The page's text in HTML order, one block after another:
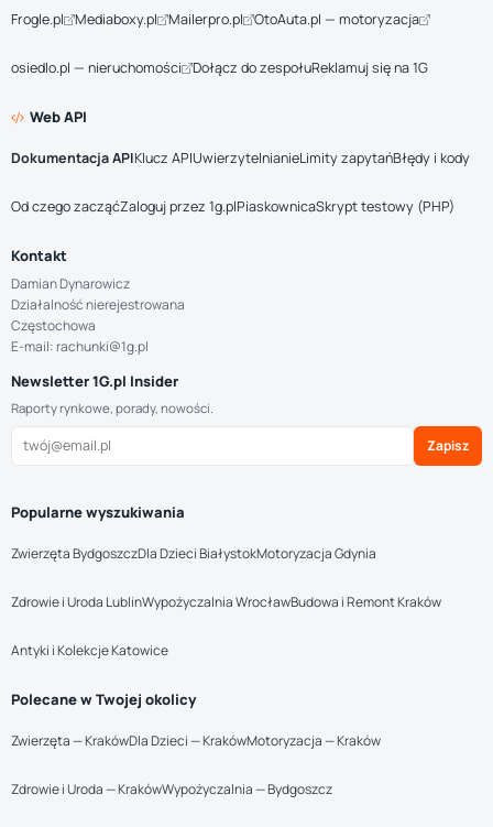
Frogle.pl Mediaboxy.pl Mailerpro.pl OtoAuta.pl — motoryzacja
osiedlo.pl — nieruchomości Dołącz do zespołuReklamuj się na 1G
Web API
Dokumentacja APIKlucz APIUwierzytelnianieLimity zapytańBłędy i kody
Od czego zacząćZaloguj przez 1g.plPiaskownicaSkrypt testowy (PHP)
Kontakt
Damian Dynarowicz
Działalność nierejestrowana
Częstochowa
E-mail: rachunki@1g.pl
Newsletter 1G.pl Insider
Raporty rynkowe, porady, nowości.
Zapisz
Popularne wyszukiwania
Zwierzęta BydgoszczDla Dzieci BiałystokMotoryzacja Gdynia
Zdrowie i Uroda LublinWypożyczalnia WrocławBudowa i Remont Kraków
Antyki i Kolekcje Katowice
Polecane w Twojej okolicy
Zwierzęta — KrakówDla Dzieci — KrakówMotoryzacja — Kraków
Zdrowie i Uroda — KrakówWypożyczalnia — Bydgoszcz